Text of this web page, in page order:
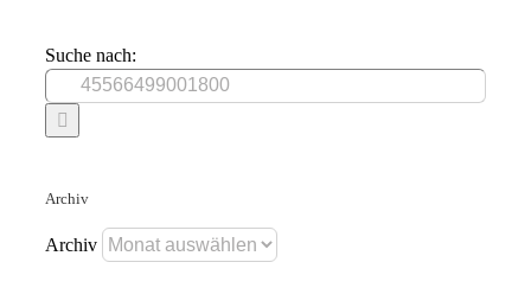
Suche nach:
Archiv
Archiv